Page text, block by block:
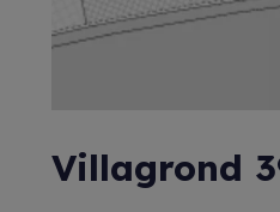
Villagrond